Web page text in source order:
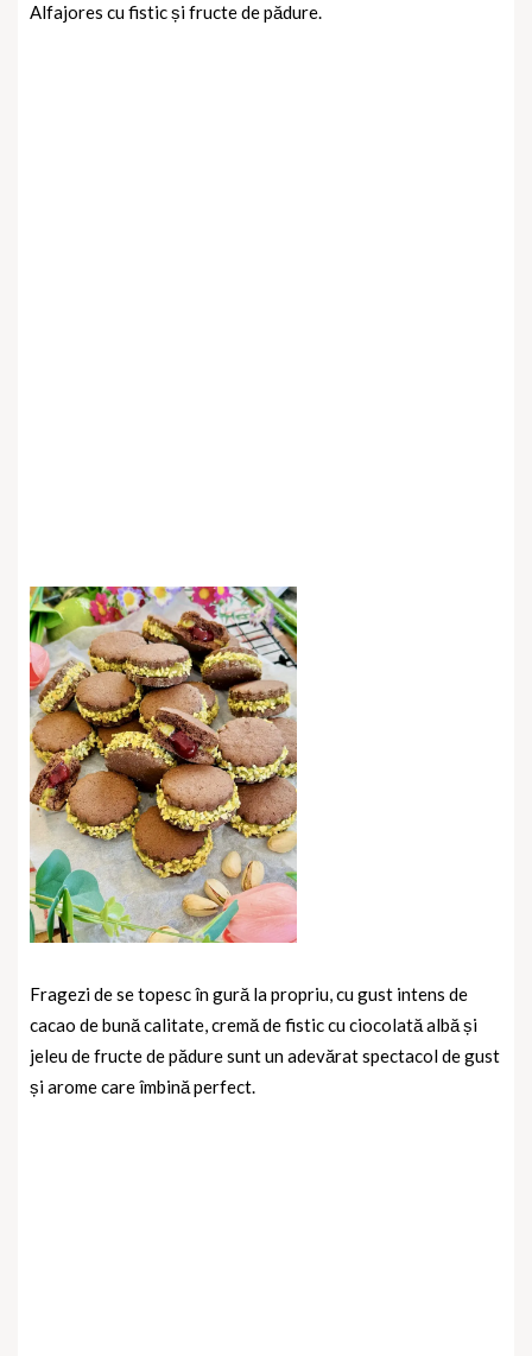
Alfajores cu fistic și fructe de pădure.
Fragezi de se topesc în gură la propriu, cu gust intens de
cacao de bună calitate, cremă de fistic cu ciocolată albă și
jeleu de fructe de pădure sunt un adevărat spectacol de gust
și arome care îmbină perfect.